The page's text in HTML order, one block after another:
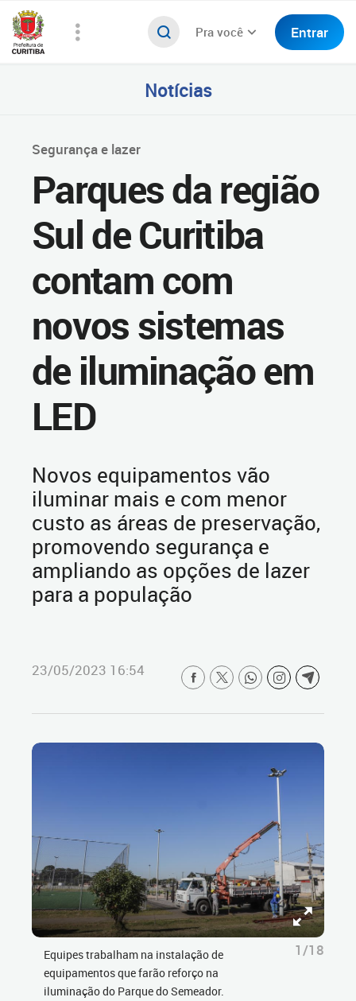
Pra você Entrar
Notícias
Segurança e lazer
Parques da região
Sul de Curitiba
contam com
novos sistemas
de iluminação em
LED
Novos equipamentos vão
iluminar mais e com menor
custo as áreas de preservação,
promovendo segurança e
ampliando as opções de lazer
para a população
23/05/2023 16:54
Equipes trabalham na instalação de
equipamentos que farão reforço na
iluminação do Parque do Semeador.
1/18